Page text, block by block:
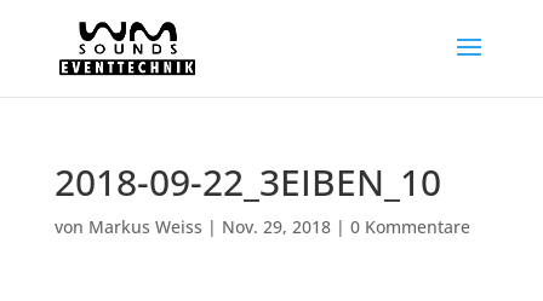
2018-09-22_3EIBEN_10
von Markus Weiss | Nov. 29, 2018| 0 Kommentare